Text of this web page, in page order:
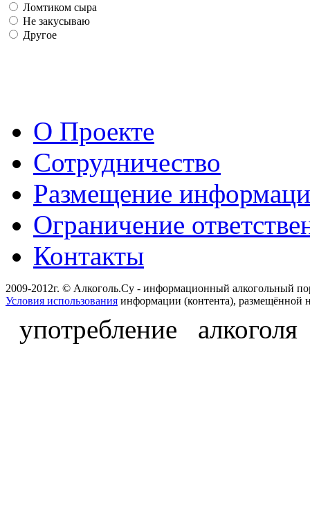
Ломтиком сыра
Не закусываю
Другое
О Проекте
Сотрудничество
Размещение
Ограничение
Контакты
2009-2012г. © Алкоголь.Су - информационный алкогольный
Условия использования информации (контента), размещённой
употребление